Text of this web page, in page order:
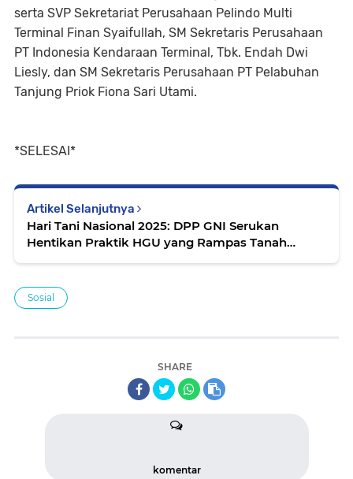
serta SVP Sekretariat Perusahaan Pelindo Multi
Terminal Finan Syaifullah, SM Sekretaris Perusahaan
PT Indonesia Kendaraan Terminal, Tbk. Endah Dwi
Liesly, dan SM Sekretaris Perusahaan PT Pelabuhan
Tanjung Priok Fiona Sari Utami.
*SELESAI*
Artikel Selanjutnya
Hari Tani Nasional 2025: DPP GNI Serukan
Hentikan Praktik HGU yang Rampas Tanah
Sosial
SHARE
komentar